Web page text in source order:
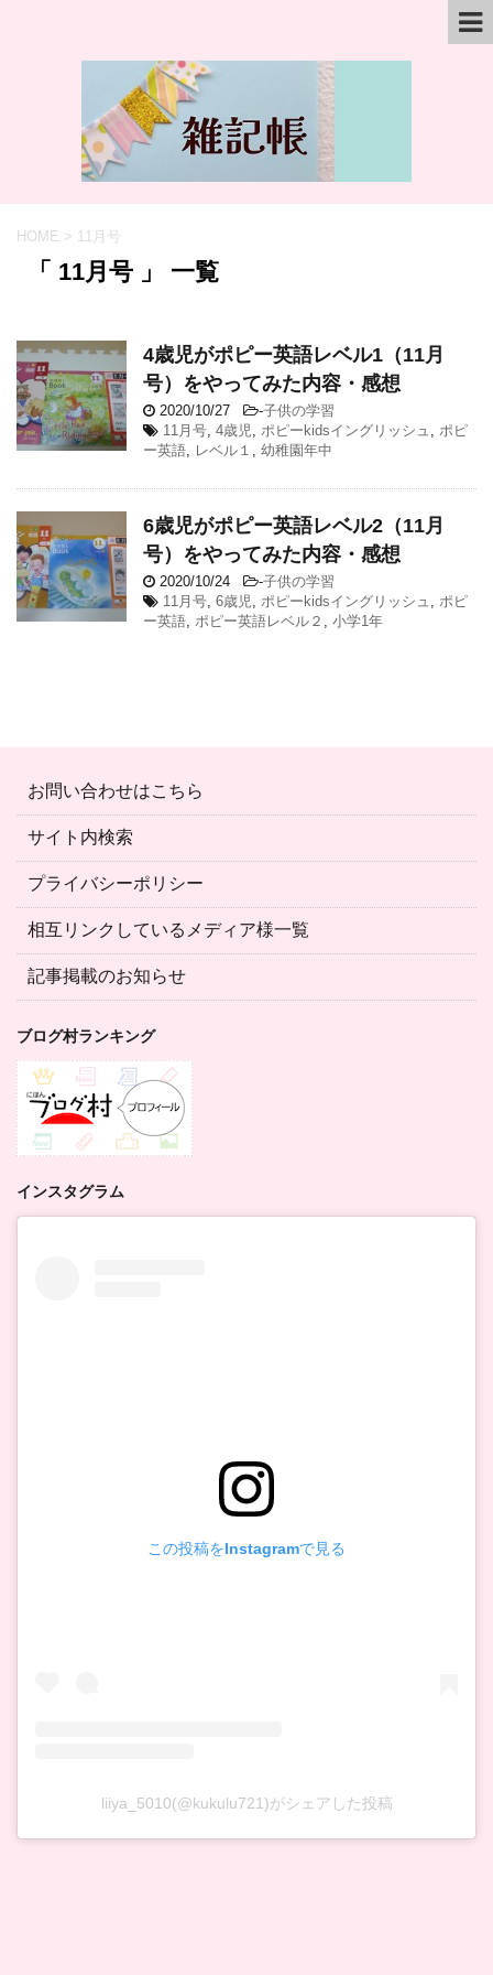
HOME > 11月号
「 11月号 」 一覧
4歳児がポピー英語レベル1（11月
号）をやってみた内容・感想
2020/10/27 -子供の学習
11月号, 4歳児, ポピーkidsイングリッシュ , ポピ
ー英語, レベル１ , 幼稚園年中
6歳児がポピー英語レベル2（11月
号）をやってみた内容・感想
2020/10/24 -子供の学習
11月号, 6歳児, ポピーkidsイングリッシュ , ポピ
ー英語, ポピー英語レベル２ , 小学1年
お問い合わせはこちら
サイト内検索
プライバシーポリシー
相互リンクしているメディア様一覧
記事掲載のお知らせ
ブログ村ランキング
インスタグラム
この投稿をInstagramで見る
liiya_5010(@kukulu721)がシェアした投稿